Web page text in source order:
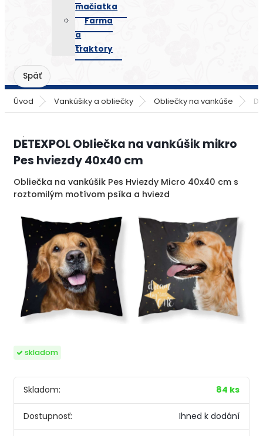
mačiatka
Farma
a
traktory
Úvod Vankúšiky a obliečky Obliečky na vankúše
DETEXPOL Obliečka na vankúšik mikro
Pes hviezdy 40x40 cm
Obliečka na vankúšik Pes Hviezdy Micro 40x40 cm s
roztomilým motívom psíka a hviezd
skladom
Skladom: 84 ks
Dostupnosť: Ihned k dodání